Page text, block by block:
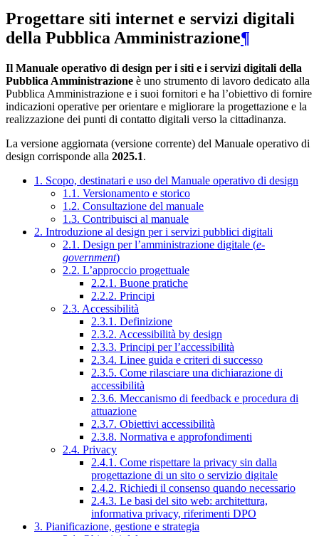
Progettare siti internet e servizi digitali
della Pubblica Amministrazione¶
Il Manuale operativo di design per i siti e i servizi digitali della
Pubblica Amministrazione è uno strumento di lavoro dedicato alla
Pubblica Amministrazione e i suoi fornitori e ha l’obiettivo di fornire
indicazioni operative per orientare e migliorare la progettazione e la
realizzazione dei punti di contatto digitali verso la cittadinanza.
La versione aggiornata (versione corrente) del Manuale operativo di
design corrisponde alla 2025.1.
1. Scopo, destinatari e uso del Manuale operativo di design
1.1. Versionamento e storico
1.2. Consultazione del manuale
1.3. Contribuisci al manuale
2. Introduzione al design per i servizi pubblici digitali
2.1. Design per l’amministrazione digitale (e-
government)
2.2. L’approccio progettuale
2.2.1. Buone pratiche
2.2.2. Principi
2.3. Accessibilità
2.3.1. Definizione
2.3.2. Accessibilità by design
2.3.3. Principi per l’accessibilità
2.3.4. Linee guida e criteri di successo
2.3.5. Come rilasciare una dichiarazione di
accessibilità
2.3.6. Meccanismo di feedback e procedura di
attuazione
2.3.7. Obiettivi accessibilità
2.3.8. Normativa e approfondimenti
2.4. Privacy
2.4.1. Come rispettare la privacy sin dalla
progettazione di un sito o servizio digitale
2.4.2. Richiedi il consenso quando necessario
2.4.3. Le basi del sito web: architettura,
informativa privacy, riferimenti DPO
3. Pianificazione, gestione e strategia